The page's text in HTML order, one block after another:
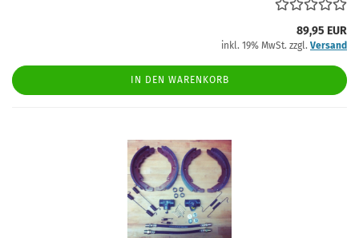
89,95 EUR
inkl. 19% MwSt. zzgl. Versand
IN DEN WARENKORB